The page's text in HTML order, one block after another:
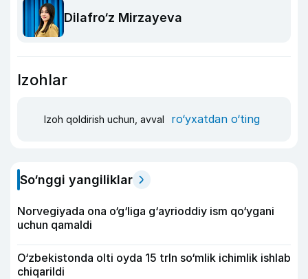
Dilafro‘z Mirzayeva
Izohlar
Izoh qoldirish uchun, avval ro‘yxatdan o‘ting
So‘nggi yangiliklar
Norvegiyada ona o‘g‘liga g‘ayrioddiy ism qo‘ygani
uchun qamaldi
O‘zbekistonda olti oyda 15 trln so‘mlik ichimlik ishlab
chiqarildi